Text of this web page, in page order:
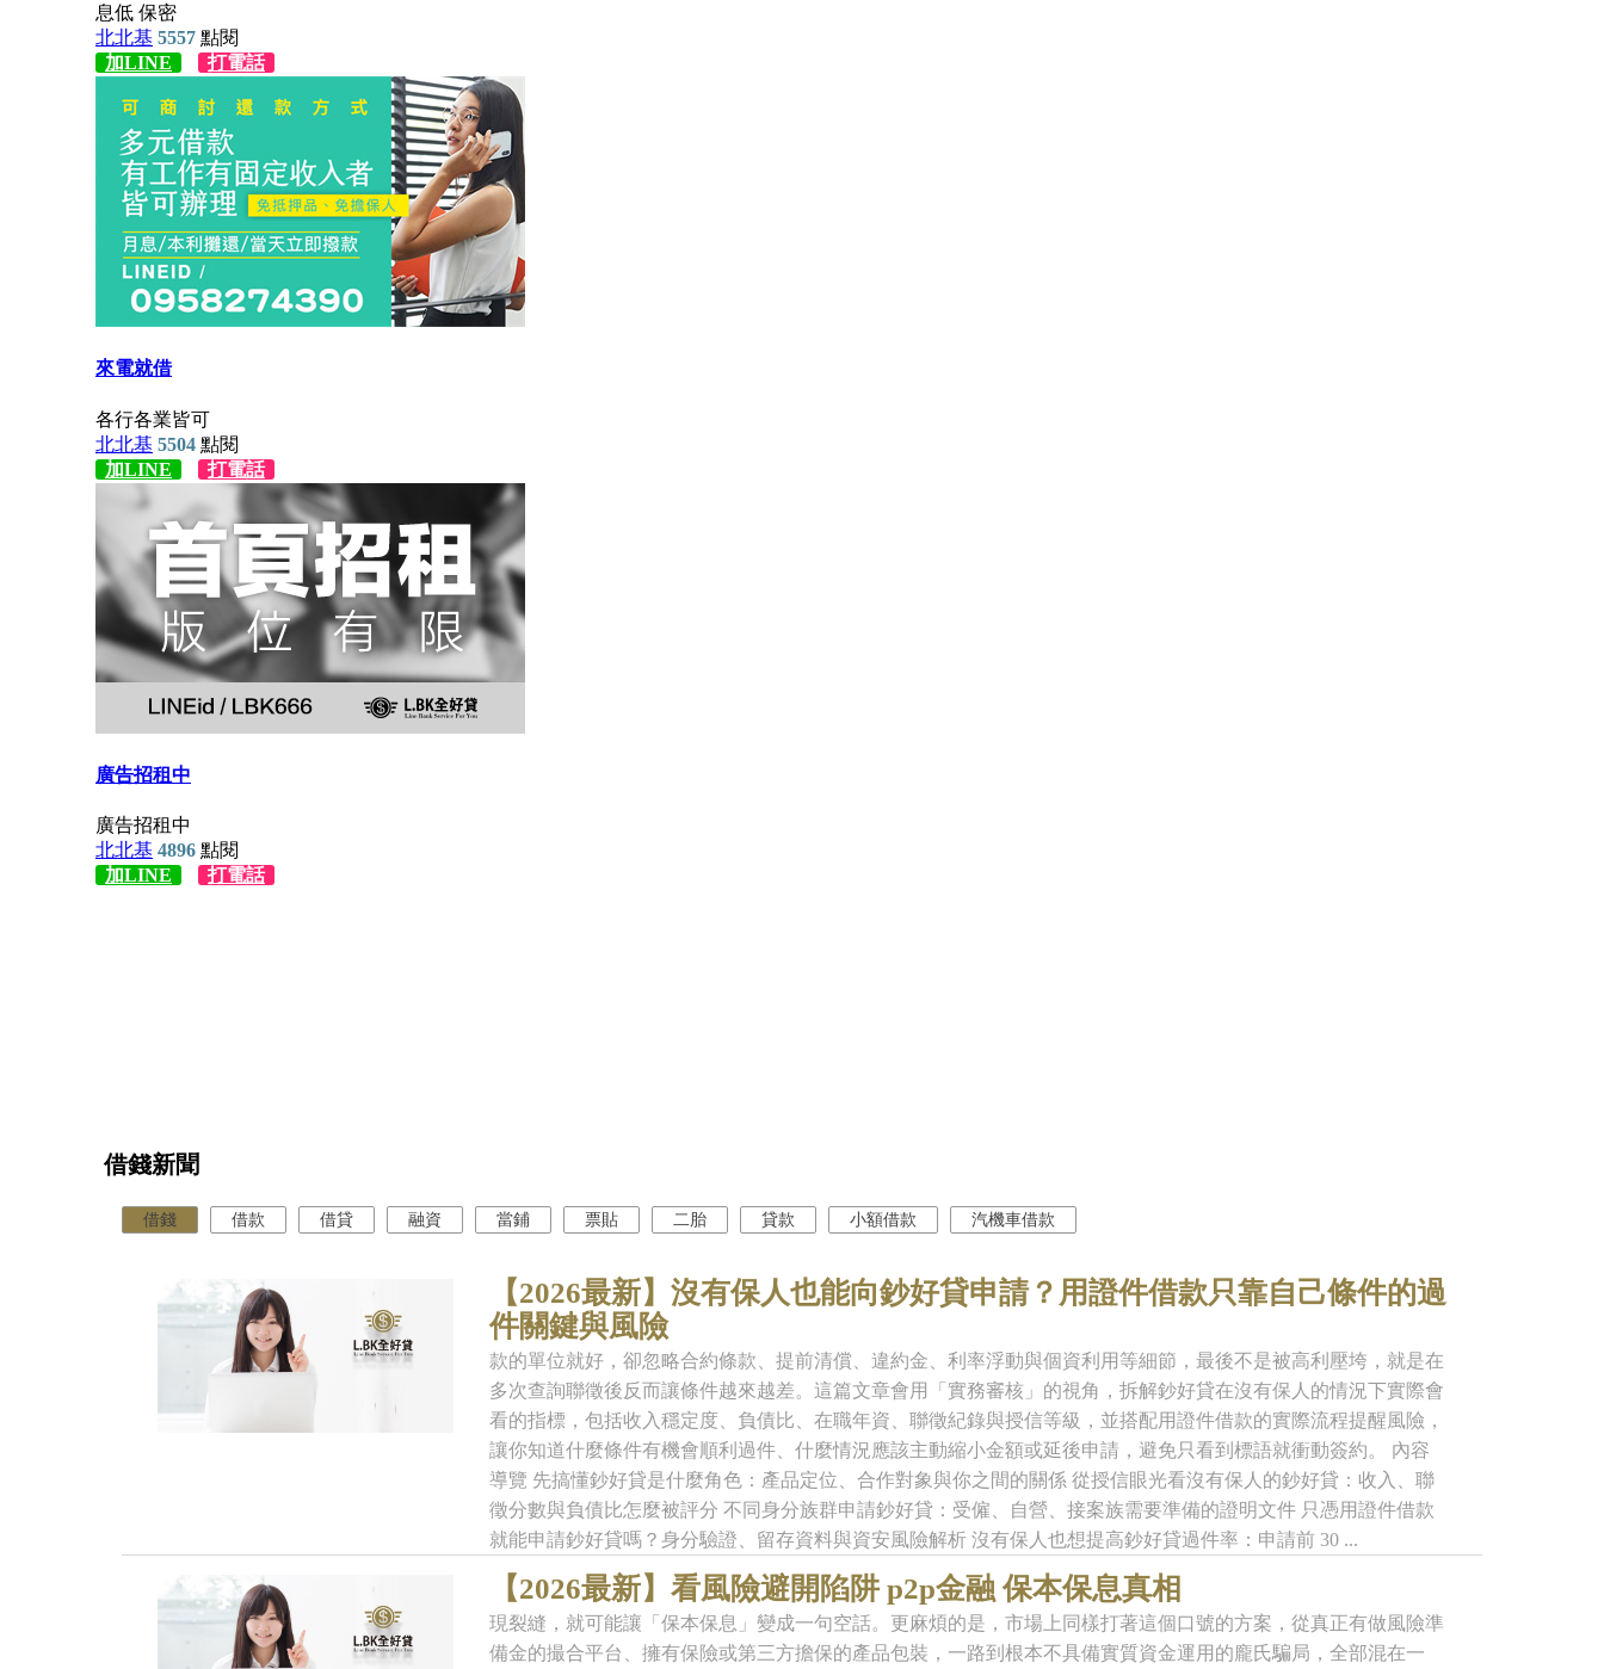
借錢新聞
借錢 借款 借貸 融資 當鋪 票貼 二胎 貸款 小額借款 汽機車借款
【2026最新】沒有保人也能向鈔好貸申請？用證件借款只靠自己條件的過
件關鍵與風險
款的單位就好，卻忽略合約條款、提前清償、違約金、利率浮動與個資利用等細節，最後不是被高利壓垮，就是在
多次查詢聯徵後反而讓條件越來越差。這篇文章會用「實務審核」的視角，拆解鈔好貸在沒有保人的情況下實際會
看的指標，包括收入穩定度、負債比、在職年資、聯徵紀錄與授信等級，並搭配用證件借款的實際流程提醒風險，
讓你知道什麼條件有機會順利過件、什麼情況應該主動縮小金額或延後申請，避免只看到標語就衝動簽約。 內容
導覽 先搞懂鈔好貸是什麼角色：產品定位、合作對象與你之間的關係 從授信眼光看沒有保人的鈔好貸：收入、聯
徵分數與負債比怎麼被評分 不同身分族群申請鈔好貸：受僱、自營、接案族需要準備的證明文件 只憑用證件借款
就能申請鈔好貸嗎？身分驗證、留存資料與資安風險解析 沒有保人也想提高鈔好貸過件率：申請前 30 ...
【2026最新】看風險避開陷阱 p2p金融 保本保息真相
現裂縫，就可能讓「保本保息」變成一句空話。更麻煩的是，市場上同樣打著這個口號的方案，從真正有做風險準
備金的撮合平台、擁有保險或第三方擔保的產品包裝，一路到根本不具備實質資金運用的龐氏騙局，全部混在一